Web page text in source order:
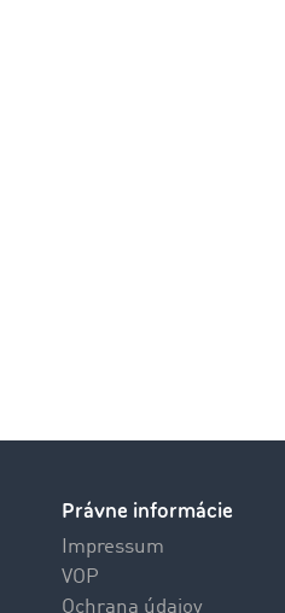
Právne informácie
Impressum
VOP
Ochrana údajov